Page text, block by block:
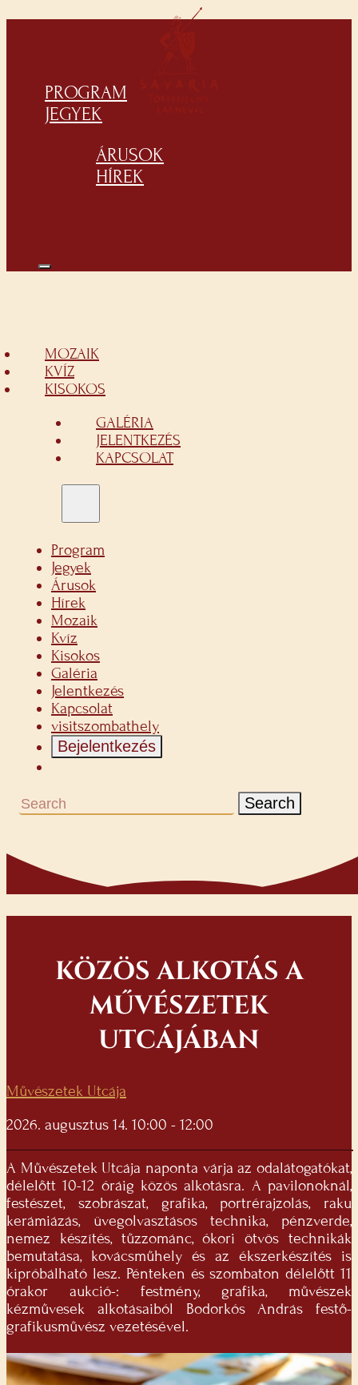
PROGRAM
JEGYEK
ÁRUSOK
HÍREK
MOZAIK
KVÍZ
KISOKOS
GALÉRIA
JELENTKEZÉS
KAPCSOLAT
Program
Jegyek
Árusok
Hírek
Mozaik
Kvíz
Kisokos
Galéria
Jelentkezés
Kapcsolat
visitszombathely
Bejelentkezés
Search
KÖZÖS ALKOTÁS A
MŰVÉSZETEK
UTCÁJÁBAN
Művészetek Utcája
2026. augusztus 14. 10:00 - 12:00
A Művészetek Utcája naponta várja az odalátogatókat,
délelőtt 10-12 óráig közös alkotásra. A pavilonoknál,
festészet, szobrászat, grafika, portrérajzolás, raku
kerámiázás, üvegolvasztásos technika, pénzverde,
nemez készítés, tűzzománc, ókori ötvös technikák
bemutatása, kovácsműhely és az ékszerkészítés is
kipróbálható lesz. Pénteken és szombaton délelőtt 11
órakor aukció-: festmény, grafika, művészek
kézművesek alkotásaiból Bodorkós András festő-
grafikusművész vezetésével.